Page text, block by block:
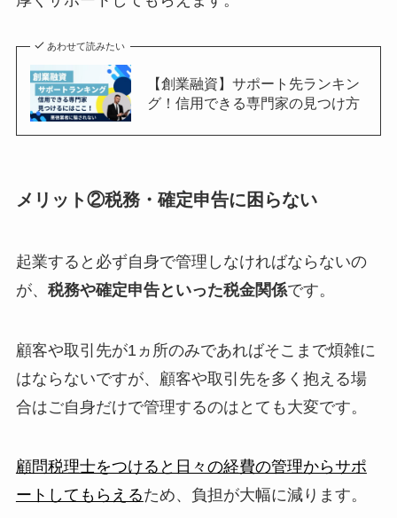
あわせて読みたい
【創業融資】サポート先ランキン
グ！信用できる専門家の見つけ方
メリット②税務・確定申告に困らない
起業すると必ず自身で管理しなければならないの
が、 税務や確定申告といった税金関係です。
顧客や取引先が1ヵ所のみであればそこまで煩雑に
はならないですが、顧客や取引先を多く抱える場
合はご自身だけで管理するのはとても大変です。
顧問税理士をつけると日々の経費の管理からサポ
ートしてもらえるため、負担が大幅に減ります。